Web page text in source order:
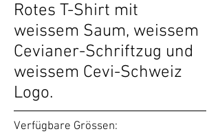
Rotes T-Shirt mit
weissem Saum, weissem
Cevianer-Schriftzug und
weissem Cevi-Schweiz
Logo.
Verfügbare Grössen: